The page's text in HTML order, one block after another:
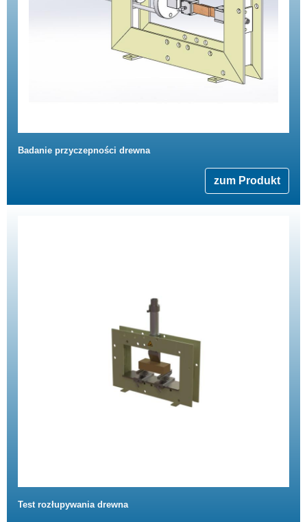
Badanie przyczepności drewna
zum Produkt
Test rozłupywania drewna